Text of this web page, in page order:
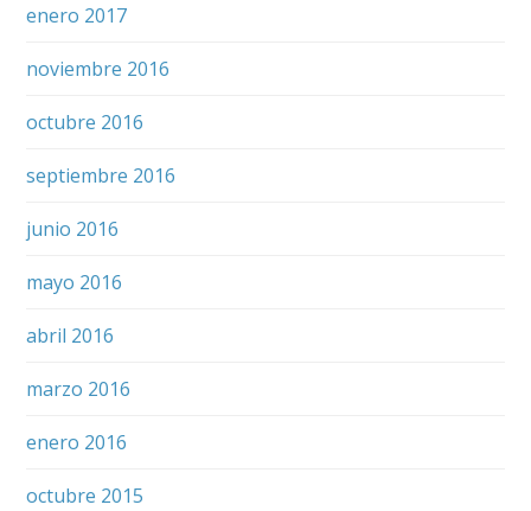
enero 2017
noviembre 2016
octubre 2016
septiembre 2016
junio 2016
mayo 2016
abril 2016
marzo 2016
enero 2016
octubre 2015